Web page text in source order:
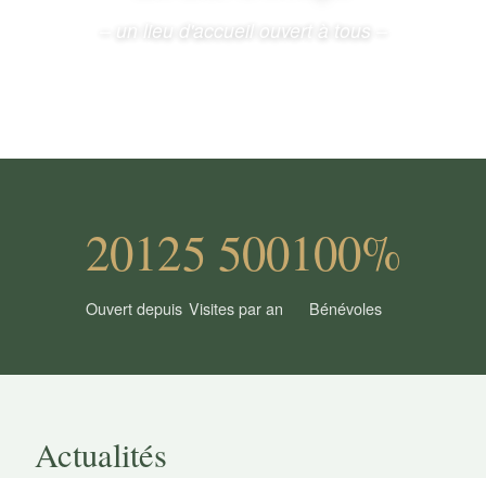
– un lieu d'accueil ouvert à tous –
2012
Ouvert depuis
5 500
Visites par an
100%
Bénévoles
Actualités